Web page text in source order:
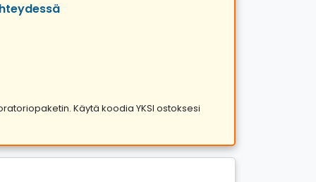
Käytä koodia YKSI ostoksesi